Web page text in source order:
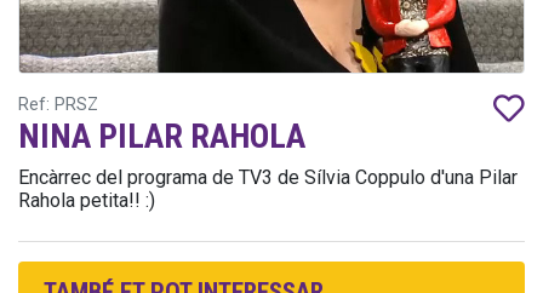
Ref: PRSZ
NINA PILAR RAHOLA
Encàrrec del programa de TV3 de Sílvia Coppulo d'una Pilar
Rahola petita!! :)